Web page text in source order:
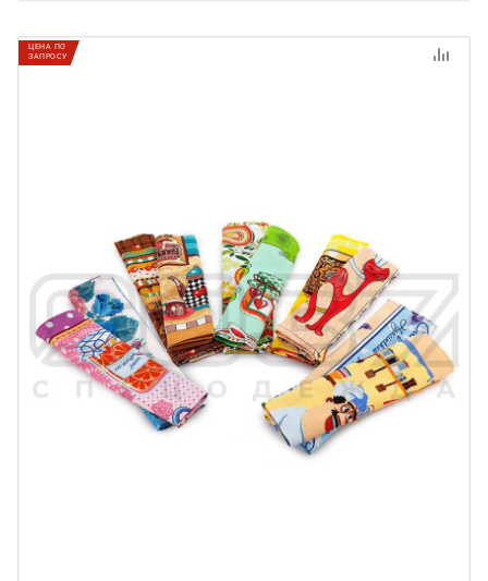
ЦЕНА ПО
ЗАПРОСУ